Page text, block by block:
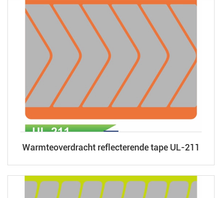
Warmteoverdracht reflecterende tape UL-211